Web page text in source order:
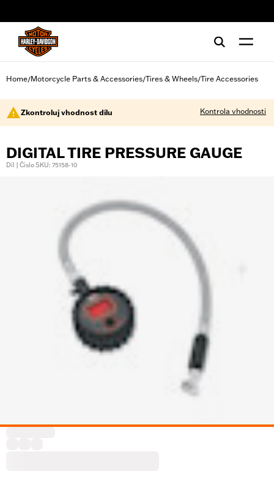
Home/Motorcycle Parts & Accessories/Tires & Wheels/Tire Accessories
Zkontroluj vhodnost dílu Kontrola vhodnosti
DIGITAL TIRE PRESSURE GAUGE
Díl | Číslo SKU: 75158-10